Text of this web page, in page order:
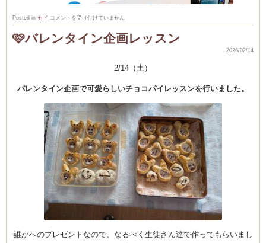
Posted in セド 川
崎
が
小
の
業
を
取
り
れ
コメントを受け付けていません
🩷バレンタイン企画レッスン
2026/02/14
2/14（土）
バレンタイン企画で可愛らしいチョコパイレッスンを行いました。
誰かへのプレゼントなので、なるべく生徒さん達で作ってもらいまし